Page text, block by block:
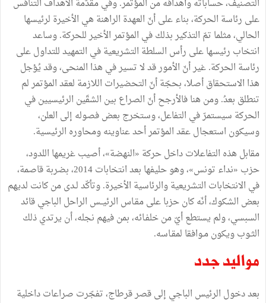
التصنيف، حساباته وأهدافه من المؤتمر. وفي مقدّمة الأهداف التنافس
على رئاسة الحركة، بناء على أنّ العهدة الراهنة هي الأخيرة لرئيسها
الحالي، مثلما تمّ التذكير بذلك في المؤتمر الأخير للحركة. وساعد
انتخاب رئيسها على رأس السلطة التشريعية في التمهيد للتداول على
رئاسة الحركة. غير أنّ الأمور قد لا تسير في هذا المنحى، وقد يُؤجل
هذا الاستحقاق أصلا، بحجّة أنّ التحضيرات اللازمة لعقد المؤتمر لم
تنطلق بعدُ. ومن هنا فالأرجح أنّ الصراع بين الشقّين الرئيسيين في
الحركة سيستمرّ في التفاعل، وستخرج بعض فصوله إلى العلن،
وسيكون استعجال عقد المؤتمر أحد عناوينه ومحاوره الرئيسية.
مقابل هذه التفاعلات داخل حركة «النهضة»، أصيب غريمها اللدود،
حزب «نداء تونس»، وهو حليفها بعد انتخابات 2014، بضربة قاصمة،
في الانتخابات التشريعية والرئاسية الأخيرة. وتأكّد لـدى من كانت لديهم
بعض الشكوك، أنّه كان حزبا على مقـاس الرئيــس الراحل الباجي قائد
السبسي، ولم يستطع أيّ من خلفـائه، بمن فيهم نجله، أن يرتدي ذلك
الثـوب ويكون مـوافقا لمقـاسه.
مواليد جدد
بعد دخول الرئيس الباجي إلى قصر قرطاج، تفجّرت صراعات داخلية